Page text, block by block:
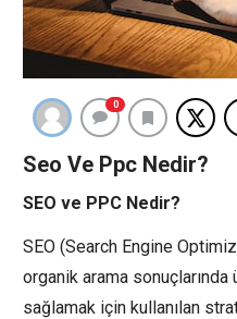
0
Seo Ve Ppc Nedir?
SEO ve PPC Nedir?
SEO (Search Engine
organik arama sonuçlarında
sağlamak için kullanılan